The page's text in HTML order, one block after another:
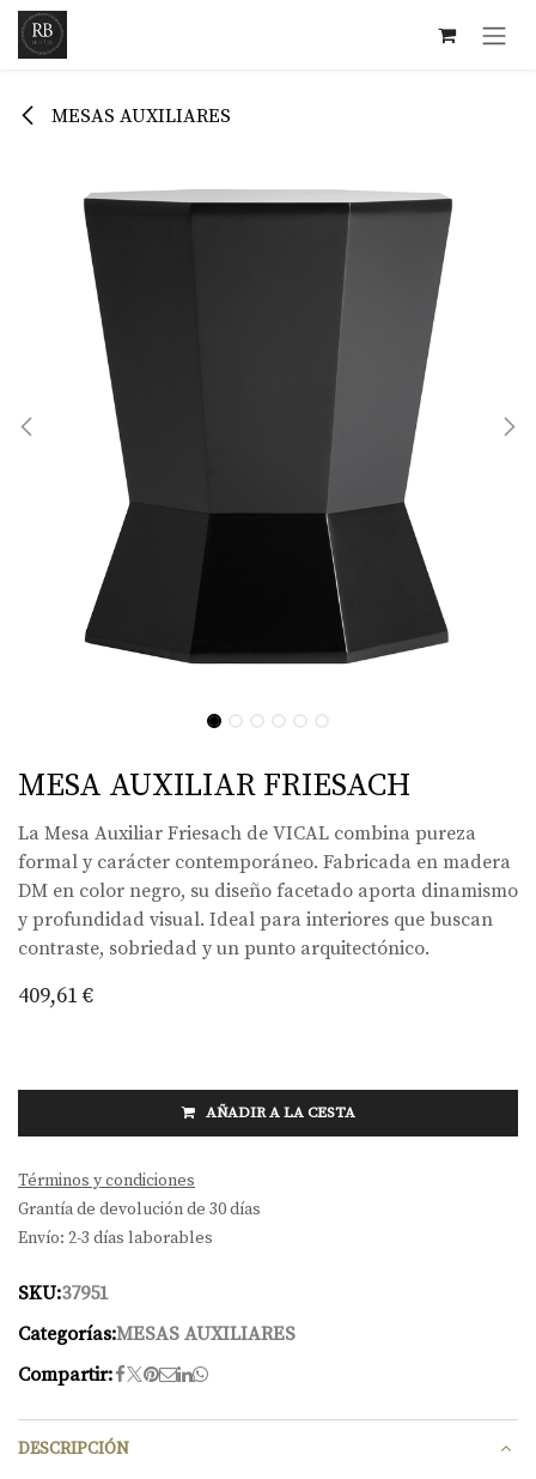
Ir al contenido
MESAS AUXILIARES
MESA AUXILIAR FRIESACH
La Mesa Auxiliar Friesach de VICAL combina pureza
formal y carácter contemporáneo. Fabricada en madera
DM en color negro, su diseño facetado aporta dinamismo
y profundidad visual. Ideal para interiores que buscan
contraste, sobriedad y un punto arquitectónico.
409,61€
AÑADIR A LA CESTA
Términos y condiciones
Grantía de devolución de 30 días
Envío: 2-3 días laborables
SKU:37951
Categorías:MESAS AUXILIARES
Compartir:
DESCRIPCIÓN